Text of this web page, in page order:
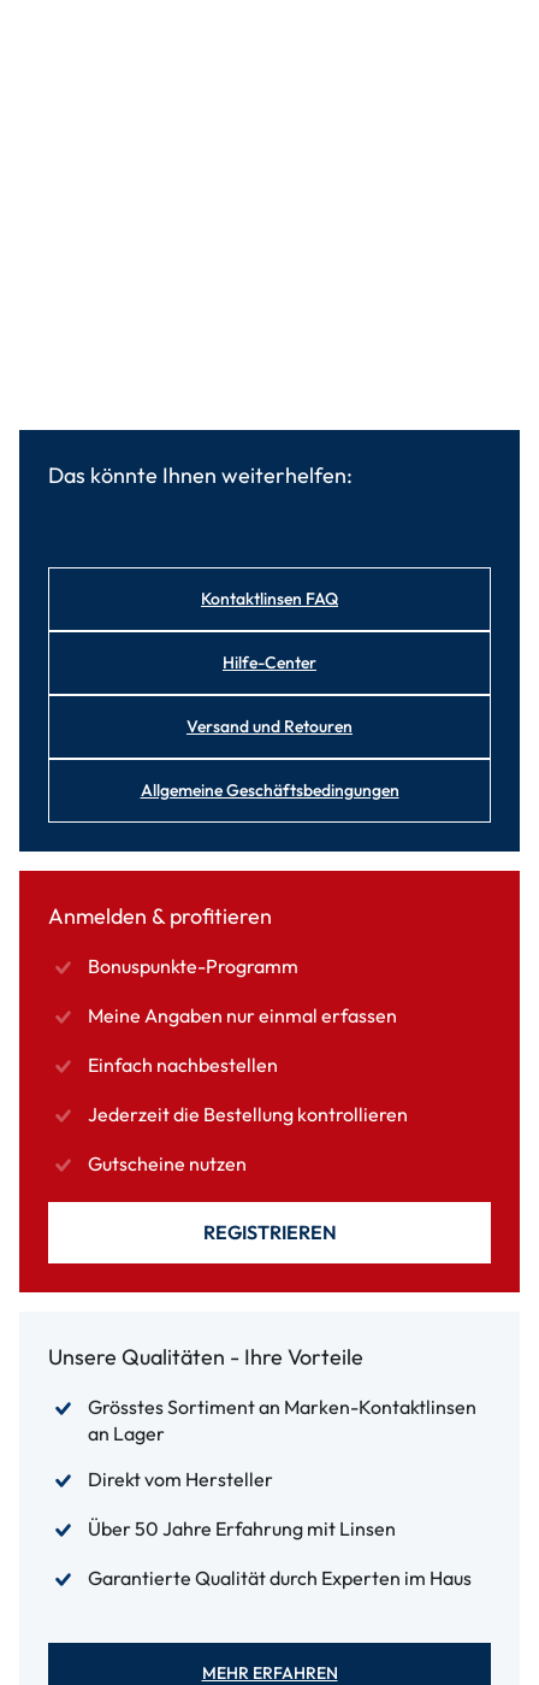
Das könnte Ihnen weiterhelfen:
Kontaktlinsen FAQ
Hilfe-Center
Versand und Retouren
Allgemeine Geschäftsbedingungen
Anmelden & profitieren
Bonuspunkte-Programm
Meine Angaben nur einmal erfassen
Einfach nachbestellen
Jederzeit die Bestellung kontrollieren
Gutscheine nutzen
REGISTRIEREN
Unsere Qualitäten - Ihre Vorteile
Grösstes Sortiment an Marken-Kontaktlinsen
an Lager
Direkt vom Hersteller
Über 50 Jahre Erfahrung mit Linsen
Garantierte Qualität durch Experten im Haus
MEHR ERFAHREN